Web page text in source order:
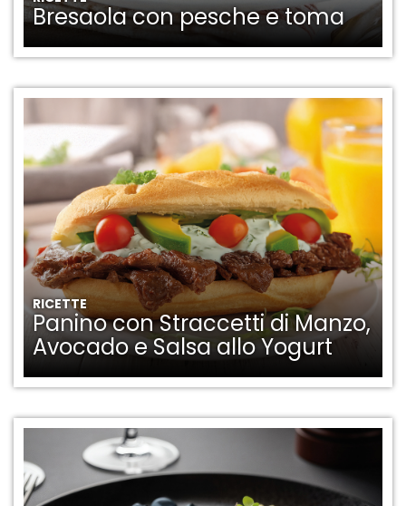
Bresaola con pesche e toma
RICETTE
Panino con Straccetti di Manzo,
Avocado e Salsa allo Yogurt